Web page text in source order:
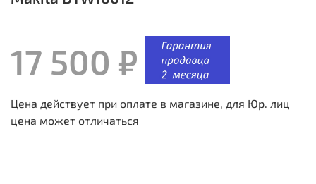
17 500 ₽